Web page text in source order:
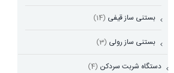
بستنی ساز قیفی (14)
بستنی ساز رولی (3)
دستگاه شربت سردکن (4)